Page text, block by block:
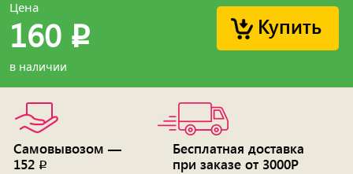
Купить
Цена
160 p
в наличии
Самовывозом —
152 p
Бесплатная доставка
при заказе от 3000Р